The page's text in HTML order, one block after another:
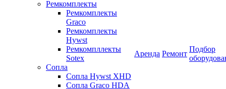
Ремкомплекты
Ремкомплекты
Graco
Ремкомплекты
Hywst
Ремкомпллекты
Sotex
Сопла
Сопла Hywst XHD
Сопла Graco HDA
Аренда Ремонт
Подбор